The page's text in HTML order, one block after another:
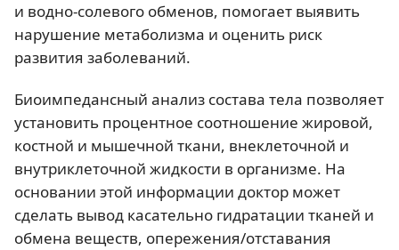
и водно-солевого обменов, помогает выявить
нарушение метаболизма и оценить риск
развития заболеваний.
Биоимпедансный анализ состава тела позволяет
установить процентное соотношение жировой,
костной и мышечной ткани, внеклеточной и
внутриклеточной жидкости в организме. На
основании этой информации доктор может
сделать вывод касательно гидратации тканей и
обмена веществ, опережения/отставания